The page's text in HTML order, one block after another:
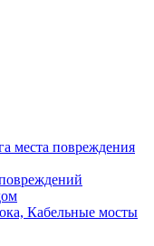
места повреждения
Кабельные мосты